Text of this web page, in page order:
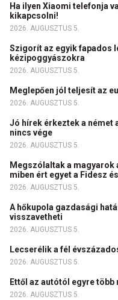
Ha ilyen Xiaomi telefonja
kikapcsolni!
2026. AUGUSZTUS 5.
Szigorít az egyik fapados
kézipoggyászokra
2026. AUGUSZTUS 5.
Meglepően jól teljesít az
2026. AUGUSZTUS 5.
Jó hírek érkeztek a német
nincs vége
2026. AUGUSZTUS 5.
Megszólaltak a magyarok
miben ért egyet a Fidesz
2026. AUGUSZTUS 5.
A hőkupola gazdasági
visszavetheti
2026. AUGUSZTUS 5.
Lecserélik a fél
2026. AUGUSZTUS 5.
Ettől az autótól egyre
2026. AUGUSZTUS 5.